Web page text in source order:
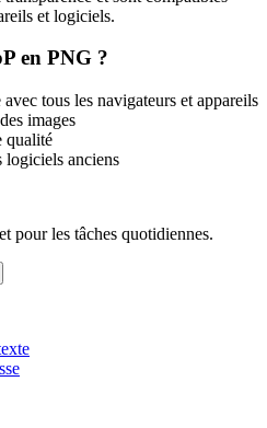
et logiciels.
en PNG ?
tous les navigateurs et appareils
images
qualité
logiciels anciens
pour les tâches quotidiennes.